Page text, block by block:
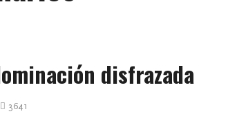
disfrazada
3641